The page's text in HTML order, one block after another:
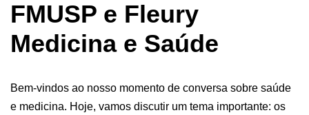
FMUSP e Fleury
Medicina e Saúde
Bem-vindos ao nosso momento de conversa sobre saúde
e medicina. Hoje, vamos discutir um tema importante: os